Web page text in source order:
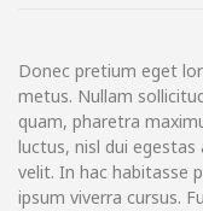
Donec pretium eget
metus. Nullam
quam, pharetra
luctus, nisl dui
velit. In hac habitasse
ipsum viverra cursus.